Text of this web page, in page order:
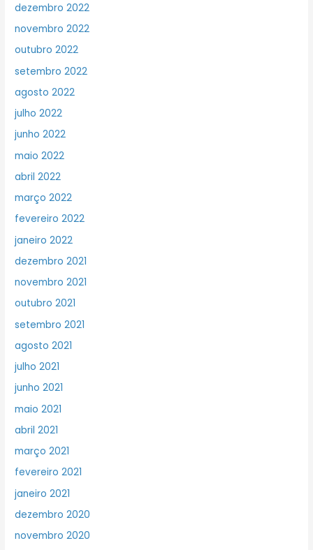
dezembro 2022
novembro 2022
outubro 2022
setembro 2022
agosto 2022
julho 2022
junho 2022
maio 2022
abril 2022
março 2022
fevereiro 2022
janeiro 2022
dezembro 2021
novembro 2021
outubro 2021
setembro 2021
agosto 2021
julho 2021
junho 2021
maio 2021
abril 2021
março 2021
fevereiro 2021
janeiro 2021
dezembro 2020
novembro 2020